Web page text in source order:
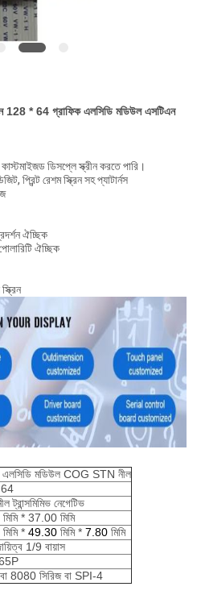
128 * 64 গ্রাফিক এলসিডি মডিউল এসটিএন
ডিসপ্লে স্ক্রীন করতে পারি।
প্রিন্ট রেশম স্ক্রিন সহ প্যাটার্নস
ঐচ্ছিক
ঐচ্ছিক
এলসিডি মডিউল COG STN নীল
ট্রান্সমিমিভ নেগেটিভ
* 37.00 মিমি
মিমি * 49.30মিমি * 7.80মিমি
1/9 বায়াস
8080 সিরিজ বা SPI-4